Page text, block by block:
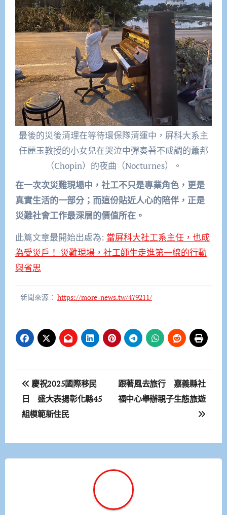
最後的災後清理在等待環保隊清運中，屏科大系主
任麗玉教授的小女兒在哭泣中彈奏著不成調的蕭邦
（Chopin）的夜曲（Nocturnes）。
在一次次災難現場中，社工不只是專業角色，更是
真實生活的一部分；而這份貼近人心的陪伴，正是
災難社會工作最深層的價值所在。
此篇文章最開始出處為: 當屏科大社工系主任，也成
為受災戶！ 災難現場，社工師生走進第一線的行動
與省思
新聞來源： https://more-news.tw/479211/
文
章
導
覽
慶祝2025國際移民
日 盛大表揚彰化縣45
組模範新住民
跟著風去旅行 嘉義縣社
福中心舉辦親子生態旅遊